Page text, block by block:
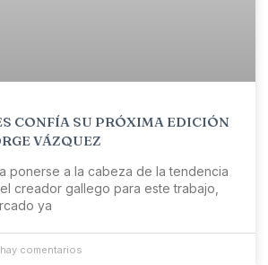
CONFÍA SU PRÓXIMA EDICIÓN
VÁZQUEZ
ponerse a la cabeza de la tendencia
creador gallego para este trabajo,
ya
comentarios